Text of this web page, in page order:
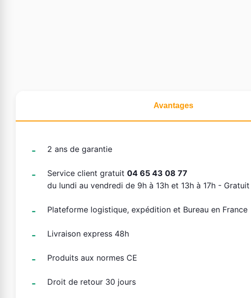
Avantages
2 ans de garantie
Service client gratuit 04 65 43 08 77
du lundi au vendredi de 9h à 13h et 13h à 17h - Gratuit
Plateforme logistique, expédition et Bureau en France
Livraison express 48h
Produits aux normes CE
Droit de retour 30 jours